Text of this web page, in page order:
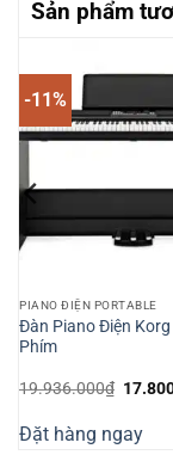
Sản phẩm
-11%
PIANO ĐIỆN PORTABLE
Đàn Piano Điện Korg
Phím
19.936.000₫ Giá
Đặt hàng ngay